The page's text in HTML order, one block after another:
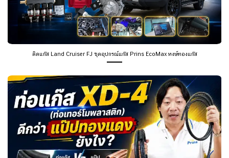
ติดแก๊ส Land Cruiser FJ ชุดอุปกรณ์แก๊ส Prins EcoMax หงษ์ทองแก๊ส